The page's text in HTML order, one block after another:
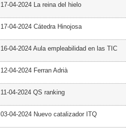
17-04-2024 La reina del hielo
17-04-2024 Cátedra Hinojosa
16-04-2024 Aula empleabilidad en las TIC
12-04-2024 Ferran Adrià
11-04-2024 QS ranking
03-04-2024 Nuevo catalizador ITQ